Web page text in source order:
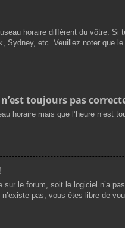
horaire différent du vôtre.
Sydney, etc. Veuillez noter que
toujours pas
horaire mais que l’heure
le forum, soit le logiciel n’a
pas, vous êtes libre de